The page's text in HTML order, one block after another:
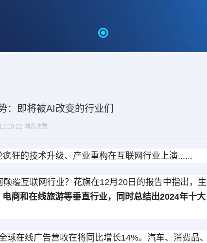
：即将被AI改变的行业们
浏览次数：
狂的技术升级、产业重构在互联网行业上演......
覆互联网行业？花旗在12月20日的报告中指出，生
商和在线旅游等垂直行业，同时总结出2024年十大
球在线广告营收在将同比增长14%。汽车、消费品